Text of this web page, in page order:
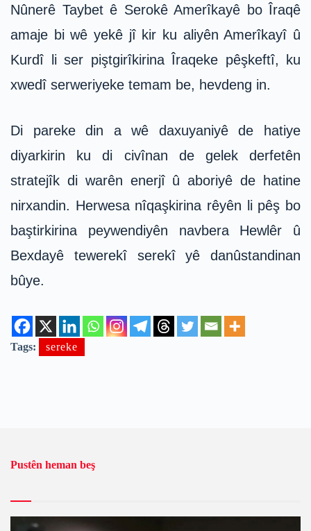
Nûnerê Taybet ê Serokê Amerîkayê bo Îraqê
amaje bi wê yekê jî kir ku aliyên Amerîkayî û
Kurdî li ser piştgirîkirina Îraqeke pêşkeftî, ku
xwedî serweriyeke temam be, hevdeng in.
Di pareke din a wê daxuyaniyê de hatiye
diyarkirin ku di civînan de gelek derfetên
stratejîk di warên enerjî û aboriyê de hatine
nirxandin. Herwesa nîqaşkirina rêyên li pêş bo
baştirkirina peywendiyên navbera Hewlêr û
Bexdayê tewerekî serekî yê danûstandinan
bûye.
Tags: sereke
Pustên heman beş